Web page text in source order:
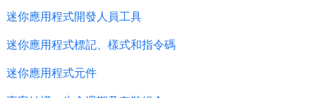
迷你應用程式開發人員工具
迷你應用程式標記、樣式和指令碼
迷你應用程式元件